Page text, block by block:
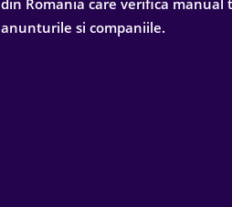
din Romania care verifica manual
anunturile si companiile.